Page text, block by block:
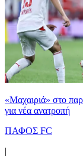
«Μαχαιριά» στο
για νέα ανατροπή
ΠΑΦΟΣ FC
|